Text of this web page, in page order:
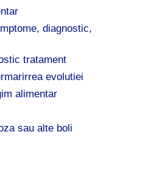
diagnostic,
tratament
evolutiei
alimentar
sau alte boli